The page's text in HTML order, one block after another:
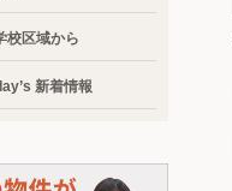
校区域から
新着情報